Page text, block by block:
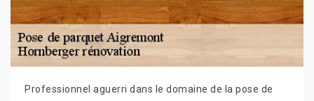
Professionnel aguerri dans le domaine de la pose de